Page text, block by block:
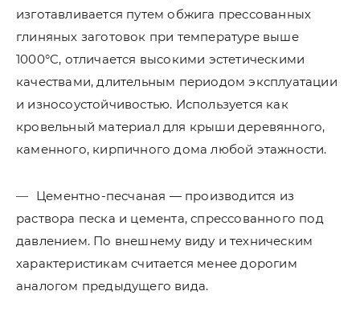
изготавливается путем обжига прессованных
глиняных заготовок при температуре выше
1000°C, отличается высокими эстетическими
качествами, длительным периодом эксплуатации
и износоустойчивостью. Используется как
кровельный материал для крыши деревянного,
каменного, кирпичного дома любой этажности.
Цементно-песчаная — производится из
раствора песка и цемента, спрессованного под
давлением. По внешнему виду и техническим
характеристикам считается менее дорогим
аналогом предыдущего вида.